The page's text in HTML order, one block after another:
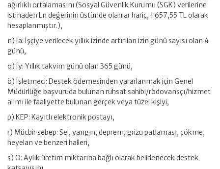
ağırlıklı ortalamasını (Sosyal Güvenlik Kurumu (SGK) verilerine
istinaden Ln değerinin üstünde olanlar hariç, 1.657,55 TL olarak
hesaplanmıştır.),
n) İa: İşçiye verilecek yıllık izinde artırılan izin günü sayısı olan 4
günü,
o) İy: Yıllık takvim günü olan 365 günü,
ö) İşletmeci: Destek ödemesinden yararlanmak için Genel
Müdürlüğe başvuruda bulunan ruhsat sahibi/rödovansçı/hizmet
alımı ile faaliyette bulunan gerçek veya tüzel kişiyi,
p) KEP: Kayıtlı elektronik postayı,
r) Mücbir sebep: Sel, yangın, deprem, grizu patlaması, çökme,
heyelan ve benzeri halleri,
s) O: Aylık üretim miktarına bağlı olarak belirlenecek destek